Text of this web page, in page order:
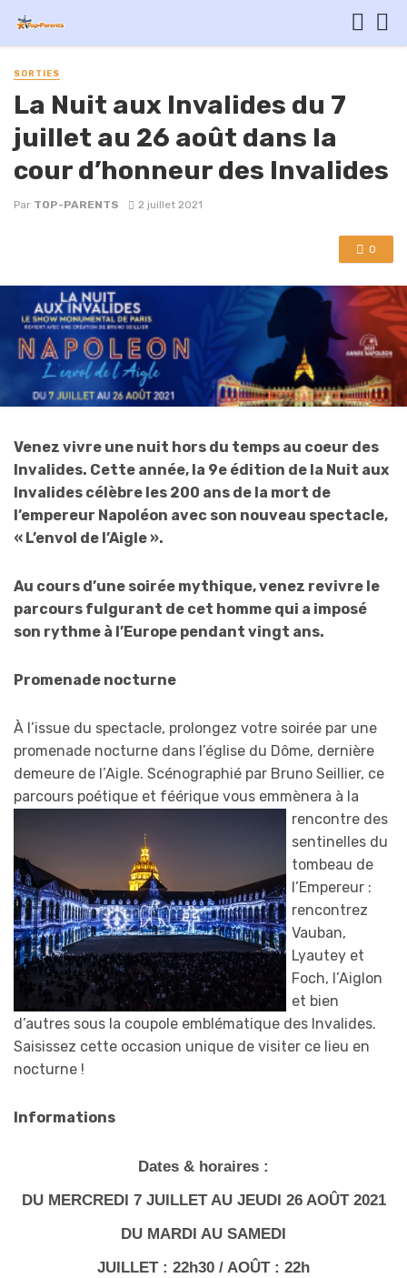
SORTIES
La Nuit aux Invalides du 7
juillet au 26 août dans la
cour d’honneur des Invalides
Par TOP-PARENTS 2 juillet 2021
0
Venez vivre une nuit hors du temps au coeur des
Invalides. Cette année, la 9e édition de la Nuit aux
Invalides célèbre les 200 ans de la mort de
l’empereur Napoléon avec son nouveau spectacle,
« L’envol de l’Aigle ».
Au cours d’une soirée mythique, venez revivre le
parcours fulgurant de cet homme qui a imposé
son rythme à l’Europe pendant vingt ans.
Promenade nocturne
À l’issue du spectacle, prolongez votre soirée par une
promenade nocturne dans l’église du Dôme, dernière
demeure de l’Aigle. Scénographié par Bruno Seillier, ce
parcours poétique et féérique vous emmènera à la
rencontre d es
sentinelles du
tombeau de
l’Empereur :
rencontrez
Vauban,
Lyautey et
Foch, l’Aiglon
et bien
d’autres sous la coupole emblématique des Invalides.
Saisissez cette occasion unique de visiter ce lieu en
nocturne !
Informations
Dates & horaires :
DU MERCREDI 7 JUILLET AU JEUDI 26 AOÛT 2021
DU MARDI AU SAMEDI
JUILLET : 22h30 / AOÛT : 22h